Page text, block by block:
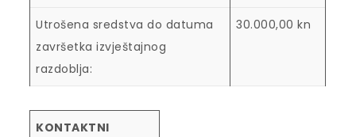
Utrošena sredstva do datuma
završetka izvještajnog
razdoblja:
30.000,00 kn
KONTAKTNI